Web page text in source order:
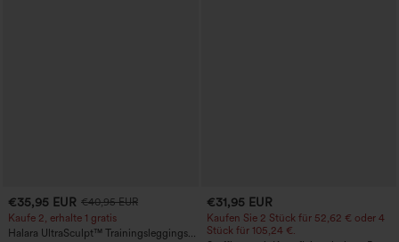
€35,95 EUR €40,95 EUR
Kaufe 2, erhalte 1 gratis
Halara UltraSculpt™ Trainingsleggings
€31,95 EUR
Kaufen Sie 2 Stück für 52,62 € oder 4
Stück für 105,24 €.